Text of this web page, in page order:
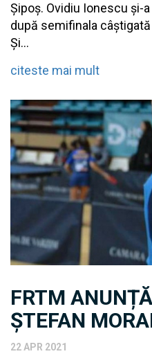
Șipoș. Ovidiu Ionescu și-
după semifinala
Și...
citeste mai mult
FRTM
ȘTEFAN
22 APR 2021